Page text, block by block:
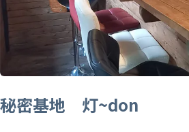
秘密基地 灯~don